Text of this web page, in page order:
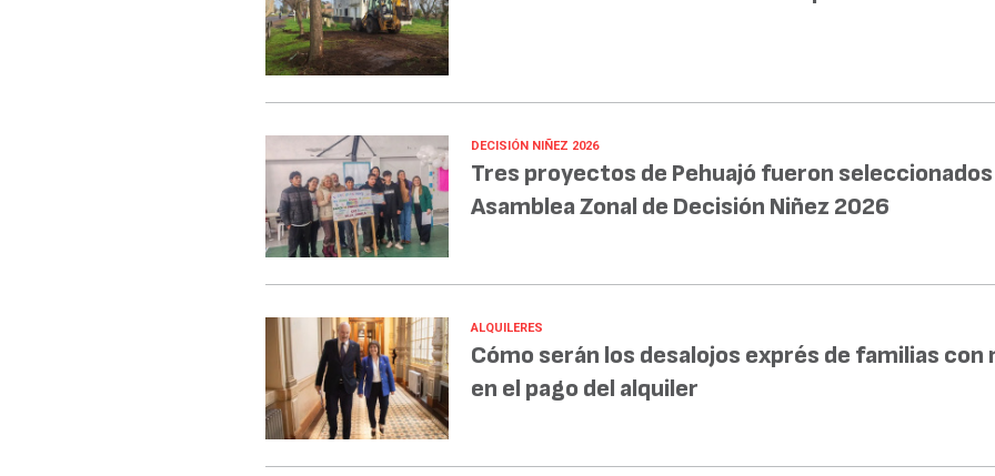
DECISIÓN NIÑEZ 2026
Tres proyectos de Pehuajó fueron seleccionados
Asamblea Zonal de Decisión Niñez 2026
ALQUILERES
Cómo serán los desalojos exprés de familias con
en el pago del alquiler